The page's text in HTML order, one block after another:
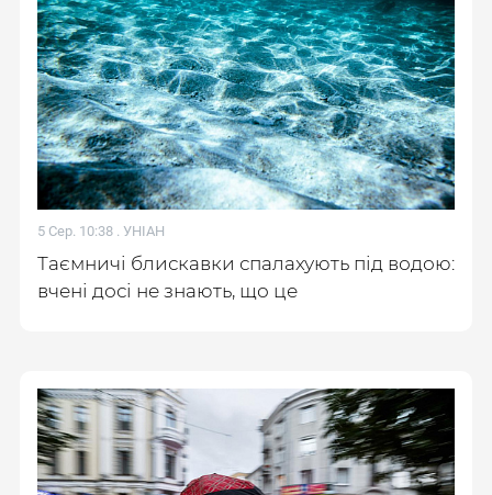
5 Сер. 10:38 . УНІАН
Таємничі блискавки спалахують під водою:
вчені досі не знають, що це